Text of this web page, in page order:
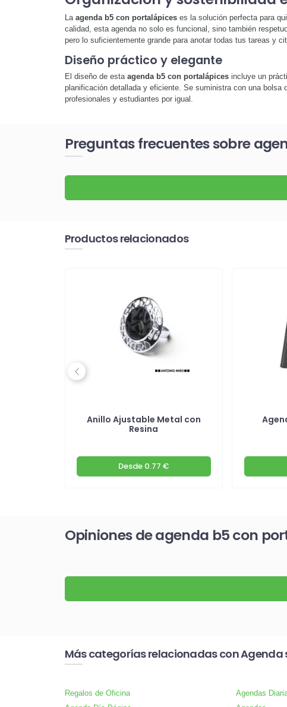
La agenda b5 con portalápiceses la solución perfecta para
calidad, esta agenda no solo es funcional, sino también
pero lo suficientemente grande para anotar todas tus tareas y
Diseño práctico y elegante
El diseño de esta agenda b5 con portalápicesincluye un
planificación detallada y eficiente. Se suministra con una bolsa
profesionales y estudiantes por igual.
Preguntas frecuentes sobre
Productos relacionados
Anillo Ajustable Metal con
Resina
Desde 0.77 €
Previous
Opiniones de agenda b5 con
Más categorías relacionadas con Agenda
Regalos de Oficina Agendas